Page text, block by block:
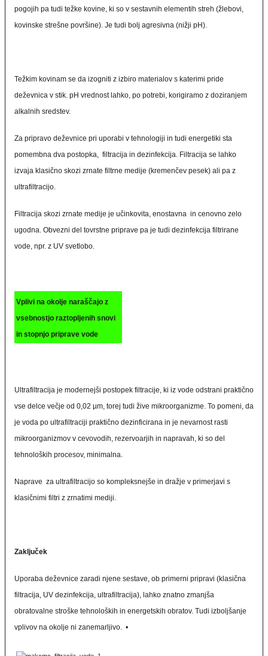
pogojih pa tudi težke kovine, ki so v sestavnih elementih streh (žlebovi,
kovinske strešne površine). Je tudi bolj agresivna (nižji pH).
Težkim kovinam se da izogniti z izbiro materialov s katerimi pride
deževnica v stik. pH vrednost lahko, po potrebi, korigiramo z doziranjem
alkalnih sredstev.
Za pripravo deževnice pri uporabi v tehnologiji in tudi energetiki sta
pomembna dva postopka, filtracija in dezinfekcija. Filtracija se lahko
izvaja klasično skozi zrnate filtrne medije (kremenčev pesek) ali pa z
ultrafiltracijo.
Filtracija skozi zrnate medije je učinkovita, enostavna in cenovno zelo
ugodna. Obvezni del tovrstne priprave pa je tudi dezinfekcija filtrirane
vode, npr. z UV svetlobo.
Vplivi na okolje naraščajo z
vsebnostjo raztopljenih snovi
in stopnjo priprave vode
Ultrafiltracija je modernejši postopek filtracije, ki iz vode odstrani praktično
vse delce večje od 0,02 µm, torej tudi žive mikroorganizme. To pomeni, da
je voda po ultrafiltraciji praktično dezinficirana in je nevarnost rasti
mikroorganizmov v cevovodih, rezervoarjih in napravah, ki so del
tehnoloških procesov, minimalna.
Naprave za ultrafiltracijo so kompleksnejše in dražje v primerjavi s
klasičnimi filtri z zrnatimi mediji.
Zaključek
Uporaba deževnice zaradi njene sestave, ob primerni pripravi (klasična
filtracija, UV dezinfekcija, ultrafiltracija), lahko znatno zmanjša
obratovalne stroške tehnoloških in energetskih obratov. Tudi izboljšanje
vplivov na okolje ni zanemarljivo. •